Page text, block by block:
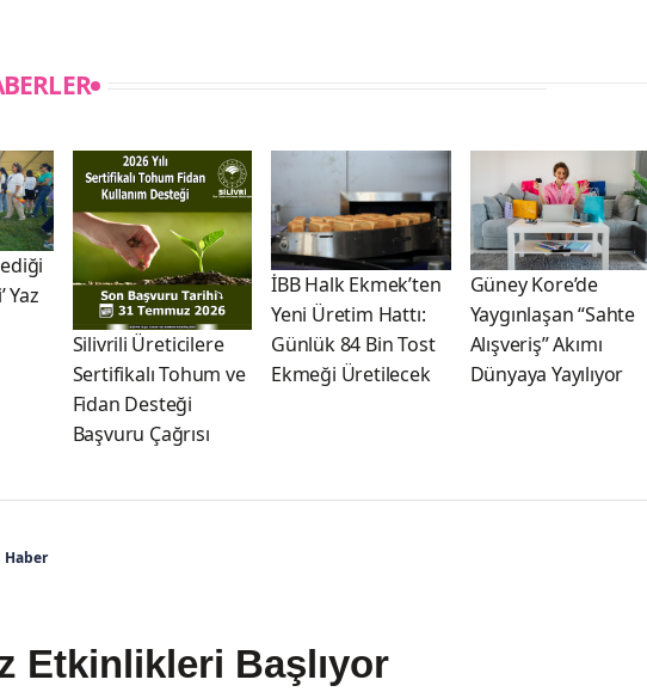
Yaz
Silivrili Üreticilere
Sertifikalı Tohum ve
Fidan Desteği
Başvuru Çağrısı
İBB Halk Ekmek’ten
Yeni Üretim Hattı:
Günlük 84 Bin Tost
Ekmeği Üretilecek
Güney Kore’de
Yaygınlaşan “Sahte
Alışveriş” Akımı
Dünyaya Yayılıyor
Haber
Etkinlikleri Başlıyor